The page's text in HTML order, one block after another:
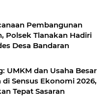
Pembangunan
Polsek Tlanakan Hadiri
Desa Bandaran
UMKM dan Usaha Besar
di Sensus Ekonomi 2026,
Tepat Sasaran